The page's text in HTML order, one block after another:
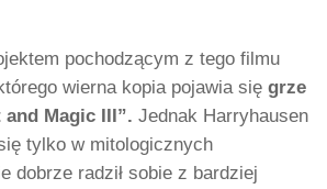
pochodzącym z tego filmu
wierna kopia pojawia się grze
Magic III”. Jednak Harryhausen
tylko w mitologicznych
dobrze radził sobie z bardziej